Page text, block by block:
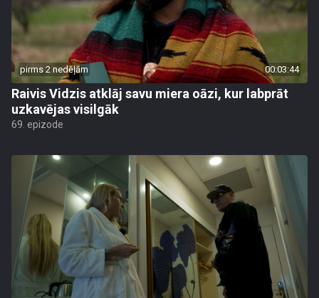
pirms 2 nedēļām 00:03:44
Raivis Vidzis atklāj savu miera oāzi, kur labprāt
uzkavējas visilgāk
69. epizode